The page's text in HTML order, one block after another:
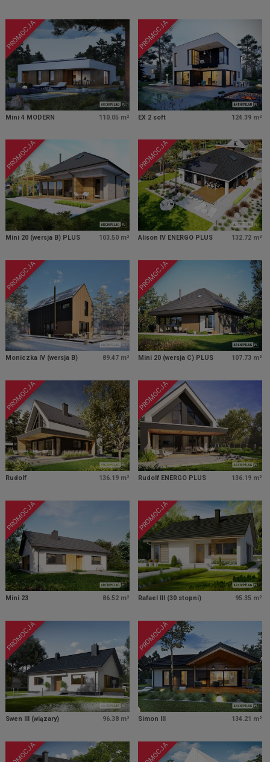
PROMOCJA
Mini 4 MODERN 110.05 m²
PROMOCJA
EX 2 soft 124.39 m²
PROMOCJA
Mini 20 (wersja B) PLUS 103.50 m²
PROMOCJA
Alison IV ENERGO PLUS 132.72 m²
PROMOCJA
Moniczka IV (wersja B) 89.47 m²
PROMOCJA
Mini 20 (wersja C) PLUS 107.73 m²
PROMOCJA
Rudolf 136.19 m²
PROMOCJA
Rudolf ENERGO PLUS 136.19 m²
PROMOCJA
Mini 23 86.52 m²
PROMOCJA
Rafael III (30 stopni) 95.35 m²
PROMOCJA
Swen III (wiązary) 96.38 m²
PROMOCJA
Simon III 134.21 m²